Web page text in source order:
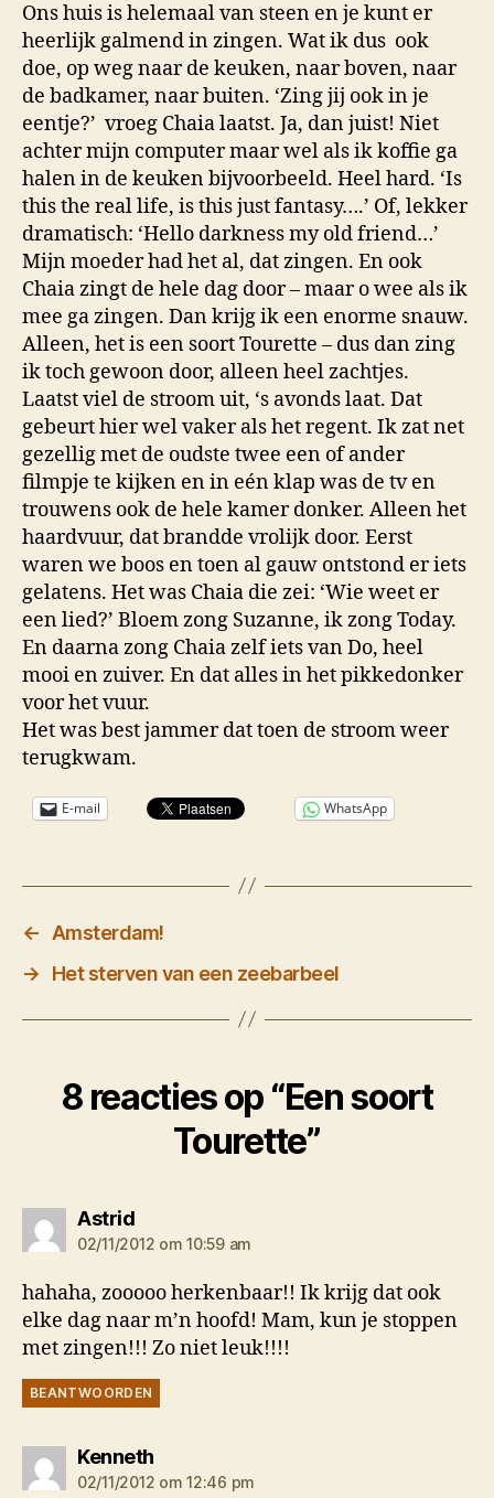
Ons huis is helemaal van steen en je kunt er
heerlijk galmend in zingen. Wat ik dus ook
doe, op weg naar de keuken, naar boven, naar
de badkamer, naar buiten. ‘Zing jij ook in je
eentje?’ vroeg Chaia laatst. Ja, dan juist! Niet
achter mijn computer maar wel als ik koffie ga
halen in de keuken bijvoorbeeld. Heel hard. ‘Is
this the real life, is this just fantasy….’ Of, lekker
dramatisch: ‘Hello darkness my old friend…’
Mijn moeder had het al, dat zingen. En ook
Chaia zingt de hele dag door – maar o wee als ik
mee ga zingen. Dan krijg ik een enorme snauw.
Alleen, het is een soort Tourette – dus dan zing
ik toch gewoon door, alleen heel zachtjes.
Laatst viel de stroom uit, ‘s avonds laat. Dat
gebeurt hier wel vaker als het regent. Ik zat net
gezellig met de oudste twee een of ander
filmpje te kijken en in eén klap was de tv en
trouwens ook de hele kamer donker. Alleen het
haardvuur, dat brandde vrolijk door. Eerst
waren we boos en toen al gauw ontstond er iets
gelatens. Het was Chaia die zei: ‘Wie weet er
een lied?’ Bloem zong Suzanne, ik zong Today.
En daarna zong Chaia zelf iets van Do, heel
mooi en zuiver. En dat alles in het pikkedonker
voor het vuur.
Het was best jammer dat toen de stroom weer
terugkwam.
E-mail WhatsApp
←
Amsterdam!
→
Het sterven van een zeebarbeel
8 reacties op “Een soort
Tourette”
Astridzegt:
02/11/2012 om 10:59 am
hahaha, zooooo herkenbaar!! Ik krijg dat ook
elke dag naar m’n hoofd! Mam, kun je stoppen
met zingen!!! Zo niet leuk!!!!
BEANTWOORDEN
Kennethzegt:
02/11/2012 om 12:46 pm